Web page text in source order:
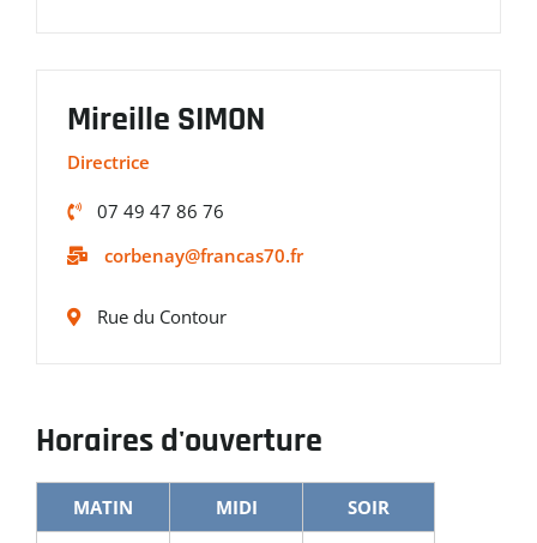
Mireille SIMON
Directrice
07 49 47 86 76
corbenay@francas70.fr
Rue du Contour
Horaires d'ouverture
MATIN MIDI SOIR